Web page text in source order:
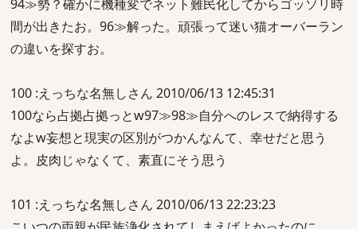
94≫勢？確かに機種変でネット難民化してからゴッソリ時
間が出きたお。96≫解った。頑張って迷い猫オーバーラン
の違いを探すお。
100 :えっちな名無しさん 2010/06/13 12:45:31
100なら占拠占拠っとw97≫98≫自分へのレスで納得する
なよw妄想と現実の区別がつかんなんて、幸せだと思う
よ。皮肉じゃなくて、素直にそう思う
101 :えっちな名無しさん 2010/06/13 22:23:23